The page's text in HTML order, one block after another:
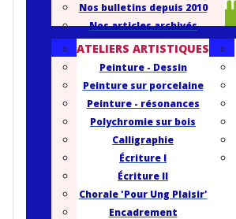
Nos bulletins depuis 2010
Nos articles archivés
ATELIERS ARTISTIQUES
Peinture - Dessin
Peinture sur porcelaine
Peinture - résonances
Polychromie sur bois
Calligraphie
Écriture I
Écriture II
Chorale 'Pour Ung Plaisir'
Encadrement